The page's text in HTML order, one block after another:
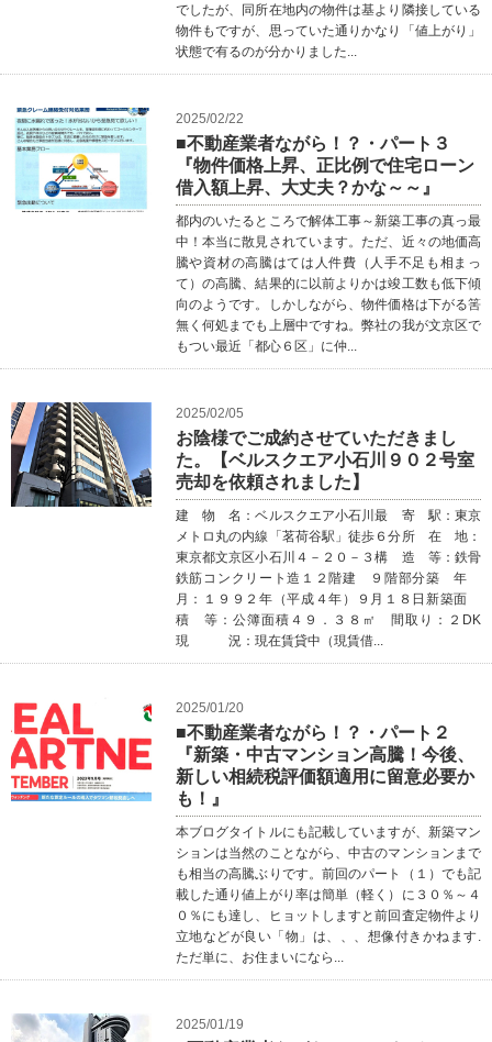
でしたが、同所在地内の物件は基より隣接している
物件もですが、思っていた通りかなり「値上がり」
状態で有るのが分かりました...
2025/02/22
■不動産業者ながら！？・パート３
『物件価格上昇、正比例で住宅ローン
借入額上昇、大丈夫？かな～～』
都内のいたるところで解体工事～新築工事の真っ最
中！本当に散見されています。ただ、近々の地価高
騰や資材の高騰はては人件費（人手不足も相まっ
て）の高騰、結果的に以前よりかは竣工数も低下傾
向のようです。しかしながら、物件価格は下がる筈
無く何処までも上層中ですね。弊社の我が文京区で
もつい最近「都心６区」に仲...
2025/02/05
お陰様でご成約させていただきまし
た。【ベルスクエア小石川９０２号室
売却を依頼されました】
建 物 名：ベルスクエア小石川最 寄 駅：東京
メトロ丸の内線「茗荷谷駅」徒歩６分所 在 地：
東京都文京区小石川４－２０－３構 造 等：鉄骨
鉄筋コンクリート造１２階建 ９階部分築 年
月：１９９２年（平成４年）９月１８日新築面
積 等：公簿面積４９．３８㎡ 間取り：２DK
現 況：現在賃貸中（現賃借...
2025/01/20
■不動産業者ながら！？・パート２
『新築・中古マンション高騰！今後、
新しい相続税評価額適用に留意必要か
も！』
本ブログタイトルにも記載していますが、新築マン
ションは当然のことながら、中古のマンションまで
も相当の高騰ぶりです。前回のパート（１）でも記
載した通り値上がり率は簡単（軽く）に３０％～４
０％にも達し、ヒョットしますと前回査定物件より
立地などが良い「物」は、、、想像付きかねます.
ただ単に、お住まいになら...
2025/01/19